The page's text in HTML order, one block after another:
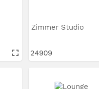
Zimmer Studio
24909